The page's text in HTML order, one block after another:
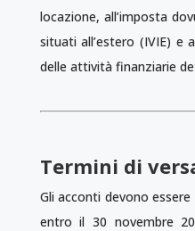
locazione, all’imposta
situati all’estero (IVIE) e
delle attività finanziarie
Termini di
Gli acconti devono essere
entro il 30 novembre